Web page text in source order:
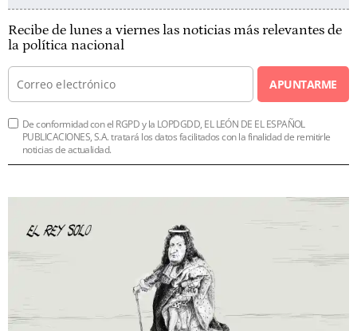
Recibe de lunes a viernes las noticias más relevantes de
la política nacional
APUNTARME
De conformidad con el RGPD y la LOPDGDD, EL LEÓN DE EL ESPAÑOL
PUBLICACIONES, S.A. tratará los datos facilitados con la finalidad de remitirle
noticias de actualidad.